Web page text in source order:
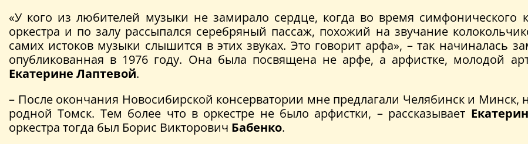
«У кого из любителей музыки не замирало сердце, когда во время симфонического
оркестра и по залу рассыпался серебряный пассаж, похожий на звучание
самих истоков музыки слышится в этих звуках. Это говорит арфа», – так начиналась
опубликованная в 1976 году. Она была посвящена не арфе, а арфистке, молодой
Екатерине Лаптевой.
– После окончания Новосибирской консерватории мне предлагали Челябинск и Минск,
родной Томск. Тем более что в оркестре не было арфистки, – рассказывает
оркестра тогда был Борис Викторович Бабенко.